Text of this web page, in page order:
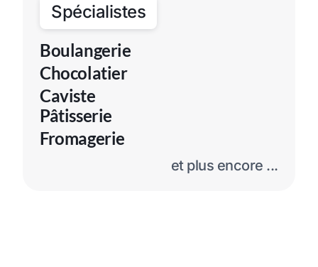
Spécialistes
et plus encore ...
Boulangerie
Chocolatier
Caviste
Pâtisserie
Fromagerie